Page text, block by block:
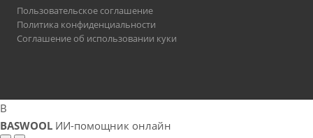
Пользовательское соглашение
Политика конфиденциальности
Соглашение об использовании куки
B
BASWOOL ИИ-помощник онлайн